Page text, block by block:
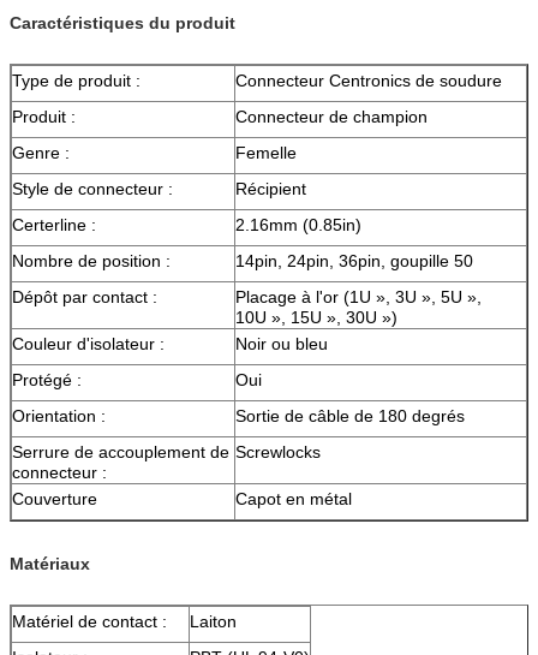
Caractéristiques du produit
Type de produit :
Connecteur Centronics de soudure
Produit :
Connecteur de champion
Genre :
Femelle
Style de connecteur :
Récipient
Certerline :
2.16mm (0.85in)
Nombre de position :
14pin, 24pin, 36pin, goupille 50
Dépôt par contact :
Placage à l'or (1U », 3U », 5U »,
10U », 15U », 30U »)
Couleur d'isolateur :
Noir ou bleu
Protégé :
Oui
Orientation :
Sortie de câble de 180 degrés
Serrure de accouplement de
connecteur :
Screwlocks
Couverture Capot en métal
Matériaux
Matériel de contact :
Laiton